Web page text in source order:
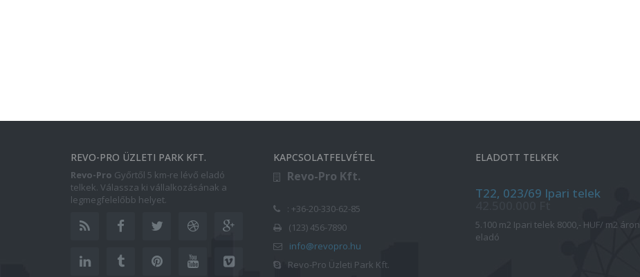
REVO-PRO ÜZLETI PARK KFT.
Revo-Pro Győrtől 5 km-re lévő eladó
telkek. Válassza ki vállalkozásának a
legmegfelelőbb helyet.
KAPCSOLATFELVÉTEL
Revo-Pro Kft.
: +36-20-330-62-85
(123) 456-7890
info@revopro.hu
Revo-Pro Üzleti Park Kft.
ELADOTT TELKEK
T22, 023/69 Ipari telek
42.500.000 Ft
5.100 m2 Ipari telek 8000,- HUF/ m2 áron
eladó